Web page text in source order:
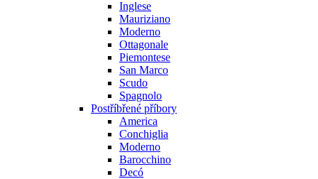
Inglese
Mauriziano
Moderno
Ottagonale
Piemontese
San Marco
Scudo
Spagnolo
Postříbřené příbory
America
Conchiglia
Moderno
Barocchino
Decó